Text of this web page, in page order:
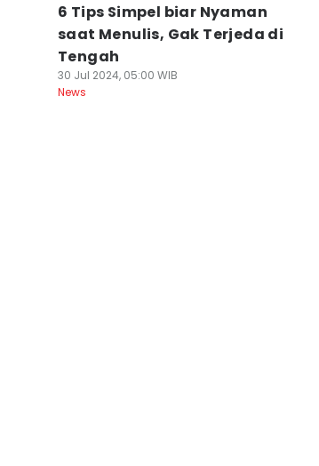
6 Tips Simpel biar Nyaman
saat Menulis, Gak Terjeda di
Tengah
30 Jul 2024, 05:00 WIB
News